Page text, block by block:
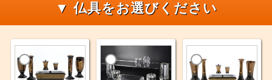
▼ 仏具をお選びください